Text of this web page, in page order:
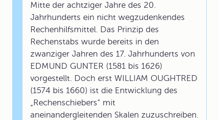
Mitte der achtziger Jahre des 20.
Jahrhunderts ein nicht wegzudenkendes
Rechenhilfsmittel. Das Prinzip des
Rechenstabs wurde bereits in den
zwanziger Jahren des 17. Jahrhunderts von
EDMUND GUNTER (1581 bis 1626)
vorgestellt. Doch erst WILLIAM OUGHTRED
(1574 bis 1660) ist die Entwicklung des
„Rechenschiebers“ mit
aneinandergleitenden Skalen zuzuschreiben.